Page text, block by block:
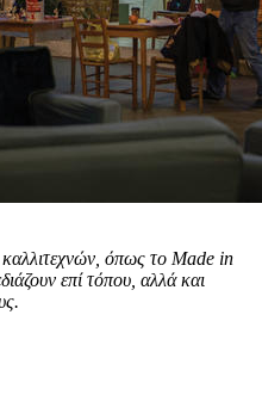
καλλιτεχνών, όπως το Made in
επί τόπου, αλλά και